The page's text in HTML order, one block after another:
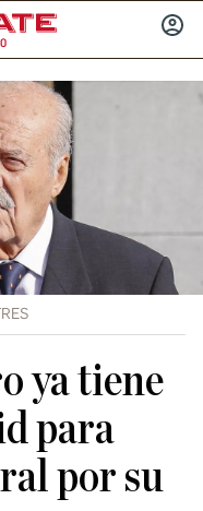
ya tiene
para
por su